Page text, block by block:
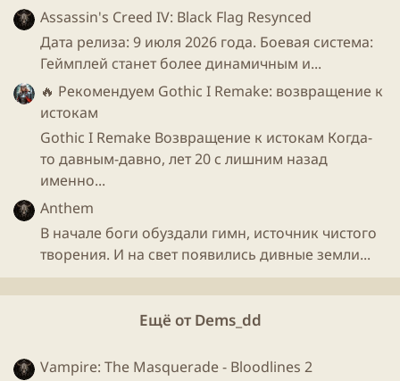
Если приглядеться к меню выбора персонажа нас
ждут 24 уникальных бойца. Так же Эд Бун упомянул о
возможном присутствии гостевого бойца из другой
вселенной, к примеру как Фредди Крюгер в МК
2011, или Скорпион в Инжастис.
Остальных персонажей будем добавлять по мере их
анонса.
Скриншоты
Assassin's Creed IV: Black Flag Resynced
Дата релиза: 9 июля 2026 года. Боевая система:
Геймплей станет более динамичным и...
🔥 Рекомендуем Gothic I Remake: возвращение к
истокам
Gothic I Remake Возвращение к истокам Когда-
то давным-давно, лет 20 с лишним назад
именно...
Anthem
В начале боги обуздали гимн, источник чистого
творения. И на свет появились дивные земли...
Ещё от Dems_dd
Vampire: The Masquerade - Bloodlines 2